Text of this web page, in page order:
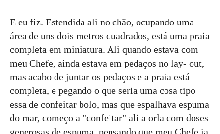
E eu fiz. Estendida ali no chão, ocupando uma
área de uns dois metros quadrados, está uma praia
completa em miniatura. Ali quando estava com
meu Chefe, ainda estava em pedaços no lay- out,
mas acabo de juntar os pedaços e a praia está
completa, e pegando o que seria uma cosa tipo
essa de confeitar bolo, mas que espalhava espuma
do mar, começo a "confeitar" ali a orla com doses
generosas de espuma, pensando que meu Chefe ia